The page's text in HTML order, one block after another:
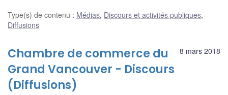
Type(s) de contenu : Médias, Discours et activités publiques,
Diffusions
8 mars 2018
Chambre de commerce du
Grand Vancouver - Discours
(Diffusions)